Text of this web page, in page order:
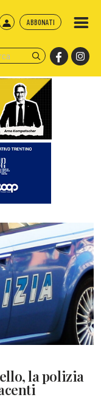
ABBONATI
la polizia